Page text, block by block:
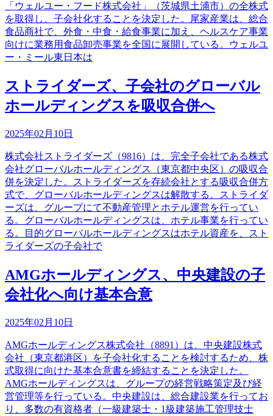
「ウェルユー・フード株式会社」（茨城県土浦市）の全株式
を取得し、子会社化することを決定した。尾家産業は、総合
食品商社で、外食・中食・給食事業に加え、ヘルスケア事業
向けに業務用食品卸売事業を全国に展開している。ウェルユ
ー・ミール東日本は
ストライダーズ、子会社のグローバル
ホールディングスを吸収合併へ
2025年02月10日
株式会社ストライダーズ（9816）は、完全子会社である株式
会社グローバルホールディングス（東京都中央区）の吸収合
併を決定した。ストライダーズを存続会社とする吸収合併方
式で、グローバルホールディングスは解散する。ストライダ
ーズは、グループにて不動産管理とホテル運営を行ってい
る。グローバルホールディングスは、ホテル事業を行ってい
る。目的グローバルホールディングスはホテル資産を、スト
ライダーズの子会社で
AMGホールディングス、中央建設の子
会社化へ向け基本合意
2025年02月10日
AMGホールディングス株式会社（8891）は、中央建設株式
会社（東京都港区）を子会社化することを検討するため、株
式取得に向けた基本合意書を締結することを決定した。
AMGホールディングスは、グループの経営戦略策定及び経
営管理等を行っている。中央建設は、総合建設業を行ってお
り、多数の有資格者（一級建築士・1級建築施工管理技士